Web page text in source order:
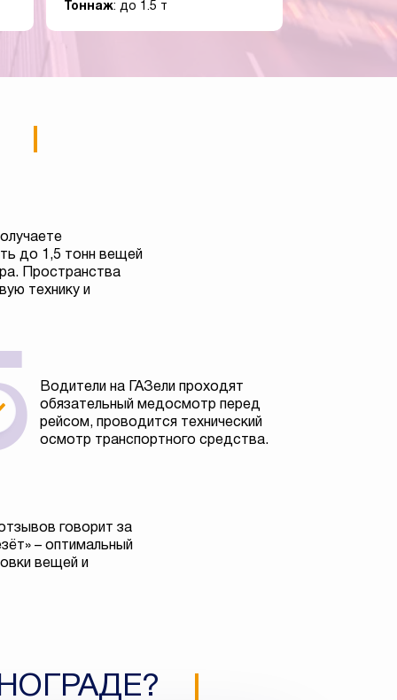
Тоннаж: до 1.5 т
до 1,5 тонн вещей
Пространства
технику и
Водители на ГАЗели проходят
обязательный медосмотр перед
рейсом, проводится технический
осмотр транспортного средства.
говорит за
– оптимальный
вещей и